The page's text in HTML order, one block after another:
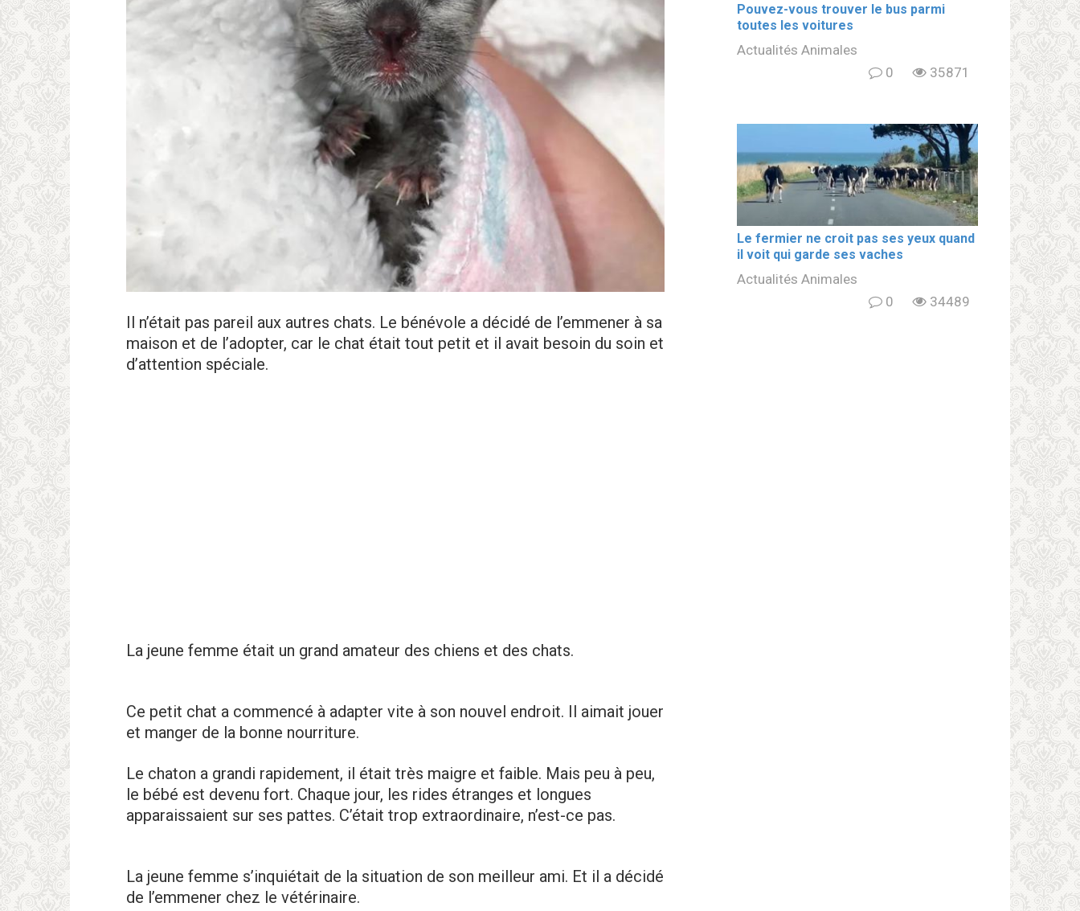
Il n’était pas pareil aux autres chats. Le bénévole a décidé de l’emmener à sa
maison et de l’adopter, car le chat était tout petit et il avait besoin du soin et
d’attention spéciale.
La jeune femme était un grand amateur des chiens et des chats.
Ce petit chat a commencé à adapter vite à son nouvel endroit. Il aimait jouer
et manger de la bonne nourriture.
Le chaton a grandi rapidement, il était très maigre et faible. Mais peu à peu,
le bébé est devenu fort. Chaque jour, les rides étranges et longues
apparaissaient sur ses pattes. C’était trop extraordinaire, n’est-ce pas.
La jeune femme s’inquiétait de la situation de son meilleur ami. Et il a décidé
de l’emmener chez le vétérinaire.
Pouvez-vous trouver le bus parmi
toutes les voitures
Actualités Animales
0
35871
Le fermier ne croit pas ses yeux quand
il voit qui garde ses vaches
Actualités Animales
0
34489